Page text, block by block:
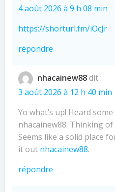
4 août 2026 à 9 h 08 min
https://shorturl.fm/iOcJr
répondre
nhacainew88dit :
3 août 2026 à 12 h 40 min
Yo what’s up! Heard
nhacainew88. Thinking
Seems like a solid place
it out nhacainew88.
répondre